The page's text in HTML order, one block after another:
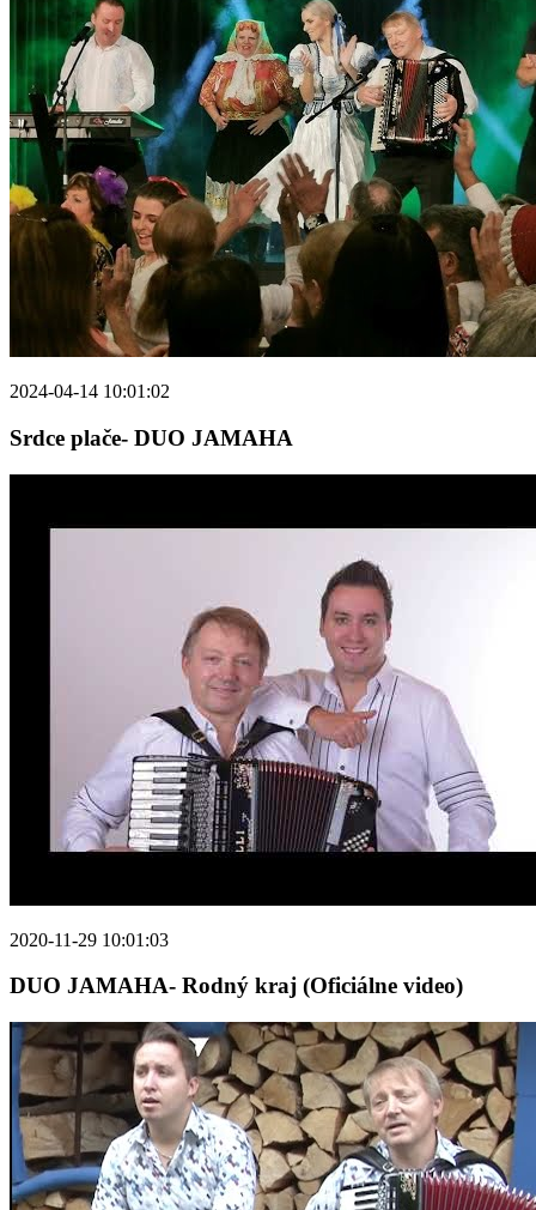
2024-04-14 10:01:02
Srdce plače- DUO JAMAHA
2020-11-29 10:01:03
DUO JAMAHA- Rodný kraj (Oficiálne video)